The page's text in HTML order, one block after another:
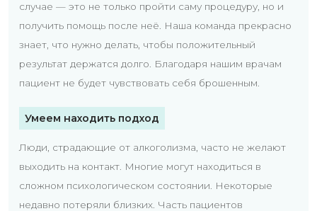
случае — это не только пройти саму процедуру, но и
получить помощь после неё. Наша команда прекрасно
знает, что нужно делать, чтобы положительный
результат держатся долго. Благодаря нашим врачам
пациент не будет чувствовать себя брошенным.
Умеем находить подход
Люди, страдающие от алкоголизма, часто не желают
выходить на контакт. Многие могут находиться в
сложном психологическом состоянии. Некоторые
недавно потеряли близких. Часть пациентов